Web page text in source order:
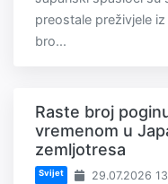
preostale preživjele
bro...
Raste broj
vremenom u
zemljotresa
Svijet 29.07.2026